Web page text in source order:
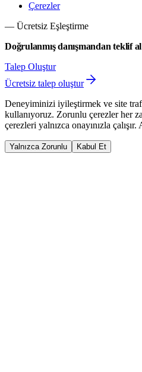
Çerezler
— Ücretsiz Eşleştirme
Doğrulanmış danışmandan teklif al
Talep Oluştur
Ücretsiz talep oluştur
Deneyiminizi iyileştirmek ve site
kullanıyoruz. Zorunlu çerezler her
çerezleri yalnızca onayınızla çalışır.
Yalnızca Zorunlu Kabul Et